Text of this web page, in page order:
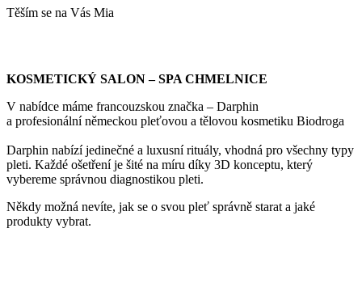
Těším se na Vás Mia
KOSMETICKÝ SALON – SPA CHMELNICE
V nabídce máme francouzskou značka – Darphin
a profesionální německou pleťovou a tělovou kosmetiku Biodroga
Darphin nabízí jedinečné a luxusní rituály, vhodná pro všechny typy
pleti. Každé ošetření je šité na míru díky 3D konceptu, který
vybereme správnou diagnostikou pleti.
Někdy možná nevíte, jak se o svou pleť správně starat a jaké
produkty vybrat.